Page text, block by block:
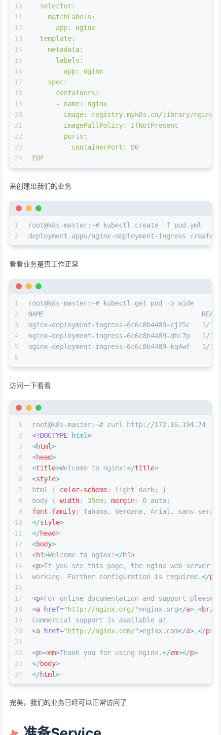
10
11
12
13
14
15
16
17
18
19
20
21
22
23
24
  selector:
    matchLabels:
      app: nginx
  template:
    metadata:
      labels:
        app: nginx
    spec:
      containers:
      - name: nginx
        image: registry.myk8s.cn/library/nginx
        imagePullPolicy: IfNotPresent
        ports:
        - containerPort: 80
EOF
来创建出我们的业务
1
2
root@k8s-master:~# kubectl create -f pod.yml
deployment.apps/nginx-deployment-ingress created
看看业务是否工作正常
1
2
3
4
5
6
root@k8s-master:~# kubectl get pod -o wide
NAME                                        READY
nginx-deployment-ingress-6c6c8b4489-cj25c
nginx-deployment-ingress-6c6c8b4489-dhl7p
nginx-deployment-ingress-6c6c8b4489-kq4wf
访问一下看看
1
2
3
4
5
6
7
8
9
10
11
12
13
14
15
16
17
18
19
20
21
22
23
24
root@k8s-master:~# curl http://172.16.194.74
<!DOCTYPE
html>
<html>
<head>
<title>Welcome to nginx!</title>
<style>
html { color-scheme: light dark; }
body { width: 35em; margin: 0 auto;
font-family: Tahoma, Verdana, Arial, sans-
</style>
</head>
<body>
<h1>Welcome to nginx!</h1>
<p>If you see this page, the nginx web server
working. Further configuration is required.</p
<p>For online documentation and support please
<a href="http://nginx.org/">nginx.org</a>.<br/>
Commercial support is available at
<a href="http://nginx.com/">nginx.com</a>.</p>
<p><em>Thank you for using nginx.</em></p>
</body>
</html>
完美，我们的业务已经可以正常访问了